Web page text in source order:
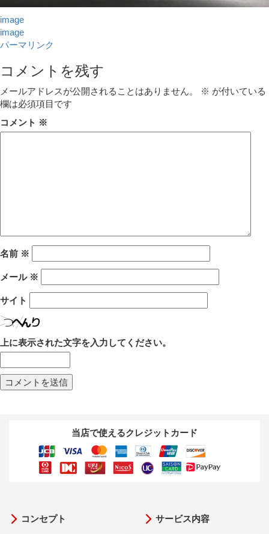
image
image
パーマリンク
コメントを残す
メールアドレスが公開されることはありません。 ※ が付いている
欄は必須項目です
コメント ※
名前 ※
メール ※
サイト
上に表示された文字を入力してください。
当店で使えるクレジットカード
コンセプト サービス内容